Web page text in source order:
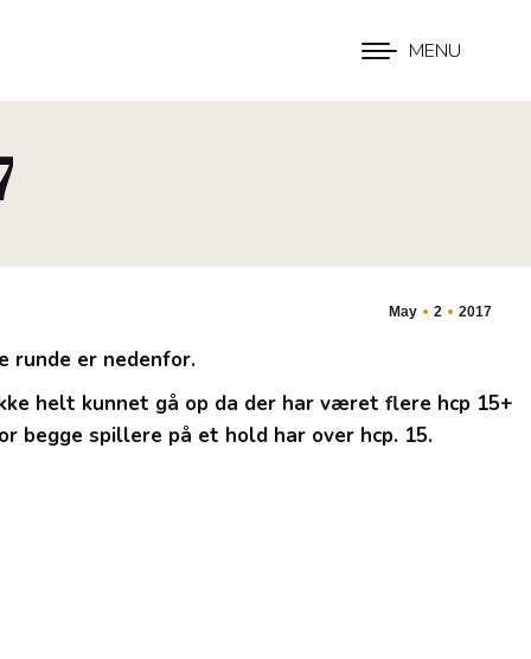
MENU
May 2 2017
runde er nedenfor.
helt kunnet gå op da der har været flere hcp 15+
begge spillere på et hold har over hcp. 15.